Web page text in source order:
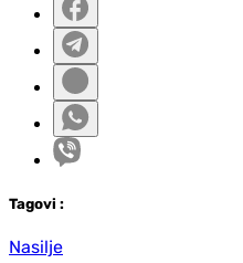
Tagovi :
Nasilje